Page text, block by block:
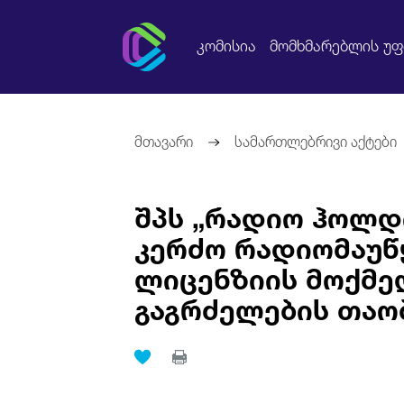
კომისია მომხმარებლის
მთავარი სამართლებრივი აქტები
შპს „რადიო
კერძო
ლიცენზიის
გაგრძელების